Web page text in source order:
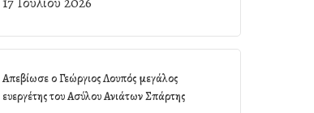
Απεβίωσε ο Γεώργιος Λουπός μεγάλος
ευεργέτης του Ασύλου Ανιάτων Σπάρτης